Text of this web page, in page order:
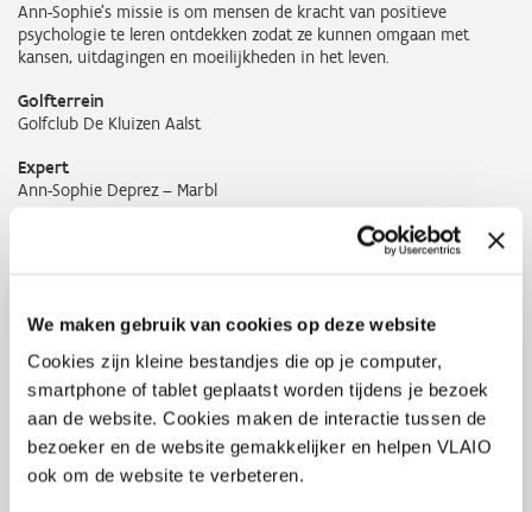
We maken gebruik van cookies op deze website
Cookies zijn kleine bestandjes die op je computer,
smartphone of tablet geplaatst worden tijdens je bezoek
aan de website. Cookies maken de interactie tussen de
bezoeker en de website gemakkelijker en helpen VLAIO
ook om de website te verbeteren.
Ann-Sophie’s missie is om mensen de kracht van positieve
psychologie te leren ontdekken zodat ze kunnen omgaan met
kansen, uitdagingen en moeilijkheden in het leven.
Golfterrein
Golfclub De Kluizen Aalst
Expert
Ann-Sophie Deprez – Marbl
meenemen in de wereld van het golfspel, waar mentale scherpte en
innerlijke rust samenkomen. Leer hoe je deze elementen ook kunt
toepassen in je dagelijkse leven en werk.
Golfterrein
Executive Club Private Golf Zwijnaarde
Expert